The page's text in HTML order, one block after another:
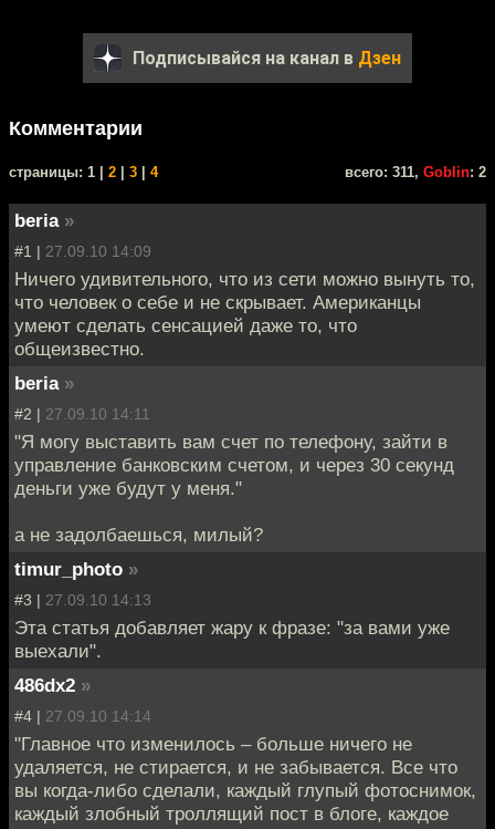
Подписывайся на канал в Дзен
Комментарии
cтраницы: 1 | 2 3 4 всего: 311, Goblin: 2
beria »
#1 | 27.09.10 14:09
Ничего удивительного, что из сети можно вынуть то,
что человек о себе и не скрывает. Американцы
умеют сделать сенсацией даже то, что
общеизвестно.
beria »
#2 | 27.09.10 14:11
"Я могу выставить вам счет по телефону, зайти в
управление банковским счетом, и через 30 секунд
деньги уже будут у меня."
а не задолбаешься, милый?
timur_photo »
#3 | 27.09.10 14:13
Эта статья добавляет жару к фразе: "за вами уже
выехали".
486dx2 »
#4 | 27.09.10 14:14
"Главное что изменилось – больше ничего не
удаляется, не стирается, и не забывается. Все что
вы когда-либо сделали, каждый глупый фотоснимок,
каждый злобный троллящий пост в блоге, каждое